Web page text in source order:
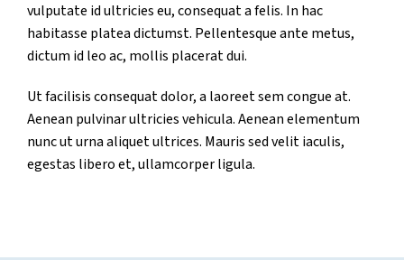
vulputate id ultricies eu, consequat a felis. In hac
habitasse platea dictumst. Pellentesque ante metus,
dictum id leo ac, mollis placerat dui.
Ut facilisis consequat dolor, a laoreet sem congue at.
Aenean pulvinar ultricies vehicula. Aenean elementum
nunc ut urna aliquet ultrices. Mauris sed velit iaculis,
egestas libero et, ullamcorper ligula.